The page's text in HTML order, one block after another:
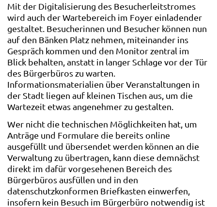
Mit der Digitalisierung des Besucherleitstromes
wird auch der Wartebereich im Foyer einladender
gestaltet. Besucherinnen und Besucher können nun
auf den Bänken Platz nehmen, miteinander ins
Gespräch kommen und den Monitor zentral im
Blick behalten, anstatt in langer Schlage vor der Tür
des Bürgerbüros zu warten.
Informationsmaterialien über Veranstaltungen in
der Stadt liegen auf kleinen Tischen aus, um die
Wartezeit etwas angenehmer zu gestalten.
Wer nicht die technischen Möglichkeiten hat, um
Anträge und Formulare die bereits online
ausgefüllt und übersendet werden können an die
Verwaltung zu übertragen, kann diese demnächst
direkt im dafür vorgesehenen Bereich des
Bürgerbüros ausfüllen und in den
datenschutzkonformen Briefkasten einwerfen,
insofern kein Besuch im Bürgerbüro notwendig ist